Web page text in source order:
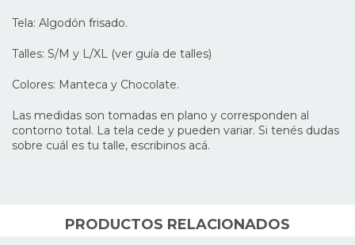
Tela: Algodón frisado.
Talles: S/M y L/XL (ver guía de talles)
Colores: Manteca y Chocolate.
Las medidas son tomadas en plano y corresponden al
contorno total. La tela cede y pueden variar. Si tenés dudas
sobre cuál es tu talle, escribinos acá.
PRODUCTOS RELACIONADOS